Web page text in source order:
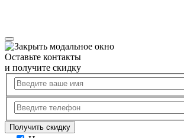
Оставьте контакты
и получите скидку